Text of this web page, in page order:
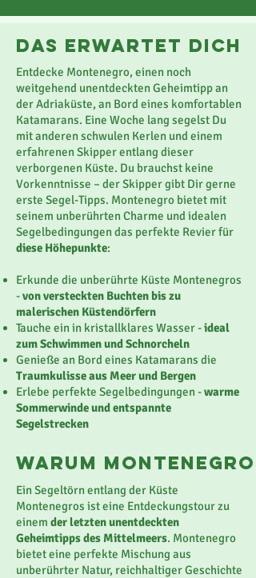
das erwartet dich
Entdecke Montenegro, einen noch
weitgehend unentdeckten Geheimtipp an
der Adriaküste, an Bord eines komfortablen
Katamarans. Eine Woche lang segelst Du
mit anderen schwulen Kerlen und einem
erfahrenen Skipper entlang dieser
verborgenen Küste. Du brauchst keine
Vorkenntnisse – der Skipper gibt Dir gerne
erste Segel-Tipps. Montenegro bietet mit
seinem unberührten Charme und idealen
Segelbedingungen das perfekte Revier für
diese Höhepunkte:
Erkunde die unberührte Küste Montenegros
-von versteckten Buchten bis zu
malerischen Küstendörfern
Tauche ein in kristallklares Wasser -ideal
zum Schwimmen und Schnorcheln
Genieße an Bord eines Katamarans die
Traumkulisse aus Meer und Bergen
Erlebe perfekte Segelbedingungen -warme
Sommerwinde und entspannte
Segelstrecken
Warum MONTENEGRO
Ein Segeltörn entlang der Küste
Montenegros ist eine Entdeckungstour zu
einem der letzten unentdeckten
Geheimtipps des Mittelmeers. Montenegro
bietet eine perfekte Mischung aus
unberührter Natur, reichhaltiger Geschichte